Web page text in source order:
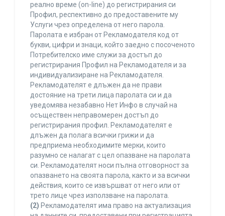
реално време (on-line) до регистрирания си
Профил, респективно до предоставените му
Услуги чрез определена от него парола.
Паролата е избран от Рекламодателя код от
букви, цифри и знаци, който заедно с посоченото
Потребителско име служи за достъп до
регистрирания Профил на Рекламодателя и за
индивидуализиране на Рекламодателя.
Рекламодателят е длъжен да не прави
достояние на трети лица паролата си и да
уведомява незабавно Нет Инфо в случай на
осъществен неправомерен достъп до
регистрирания профил. Рекламодателят е
длъжен да полага всички грижи и да
предприема необходимите мерки, които
разумно се налагат с цел опазване на паролата
си. Рекламодателят носи пълна отговорност за
опазването на своята парола, както и за всички
действия, които се извършват от него или от
трето лице чрез използване на паролата.
(2) Рекламодателят има право на актуализация